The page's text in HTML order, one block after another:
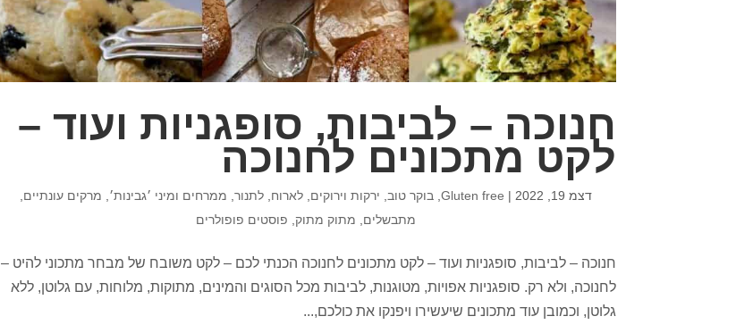
חנוכה – לביבות, סופגניות ועוד –
לקט מתכונים לחנוכה
דצמ 19, 2022 |
Gluten free בוקר טוב ירקות וירוקים ,לארוח ,לתנור ממרחים ומיני ׳גבינות׳ מרקים עונתיים
מתבשלים
מתוק מתוק פוסטים פופולרים
חנוכה – לביבות, סופגניות ועוד – לקט מתכונים לחנוכה הכנתי לכם – לקט משובח של מבחר מתכוני להיט –
לחנוכה, ולא רק. סופגניות אפויות, מטוגנות, לביבות מכל הסוגים והמינים, מתוקות, מלוחות, עם גלוטן, ללא
גלוטן, וכמובן עוד מתכונים שיעשירו ויפנקו את כולכם,...